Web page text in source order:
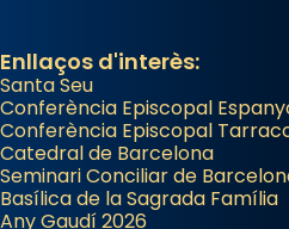
Enllaços d'interès:
Santa Seu
Conferència Episcopal
Conferència Episcopal
Catedral de Barcelona
Seminari Conciliar de
Basílica de la Sagrada Família
Any Gaudí 2026